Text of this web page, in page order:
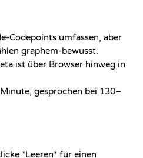
Codepoints umfassen, aber
graphem-bewusst.
ist über Browser hinweg in
gesprochen bei 130–
*Leeren* für einen